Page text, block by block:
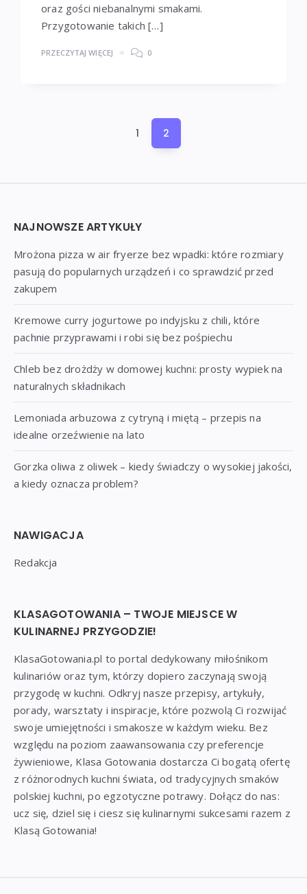
oraz gości niebanalnymi smakami.
Przygotowanie takich […]
PRZECZYTAJ WIĘCEJ 0
Stronicowanie1 2
Widgets
NAJNOWSZE ARTYKUŁY
Mrożona pizza w air fryerze bez wpadki: które rozmiary
pasują do popularnych urządzeń i co sprawdzić przed
zakupem
Kremowe curry jogurtowe po indyjsku z chili, które
pachnie przyprawami i robi się bez pośpiechu
Chleb bez drożdży w domowej kuchni: prosty wypiek na
naturalnych składnikach
Lemoniada arbuzowa z cytryną i miętą – przepis na
idealne orzeźwienie na lato
Gorzka oliwa z oliwek – kiedy świadczy o wysokiej jakości,
a kiedy oznacza problem?
NAWIGACJA
Redakcja
KLASAGOTOWANIA – TWOJE MIEJSCE W
KULINARNEJ PRZYGODZIE!
KlasaGotowania.pl to portal dedykowany miłośnikom
kulinariów oraz tym, którzy dopiero zaczynają swoją
przygodę w kuchni. Odkryj nasze przepisy, artykuły,
porady, warsztaty i inspiracje, które pozwolą Ci rozwijać
swoje umiejętności i smakosze w każdym wieku. Bez
względu na poziom zaawansowania czy preferencje
żywieniowe, Klasa Gotowania dostarcza Ci bogatą ofertę
z różnorodnych kuchni świata, od tradycyjnych smaków
polskiej kuchni, po egzotyczne potrawy. Dołącz do nas:
ucz się, dziel się i ciesz się kulinarnymi sukcesami razem z
Klasą Gotowania!